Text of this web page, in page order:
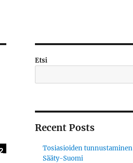
Etsi
Recent Posts
Tosiasioiden tunnustaminen
Sääty-Suomi